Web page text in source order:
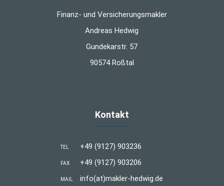
Finanz- und Versicherungsmakler
Andreas Hedwig
Gundekarstr. 57
90574 Roßtal
Kontakt
TEL +49 (9127) 903236
FAX +49 (9127) 903206
MAIL info(at)makler-hedwig.de